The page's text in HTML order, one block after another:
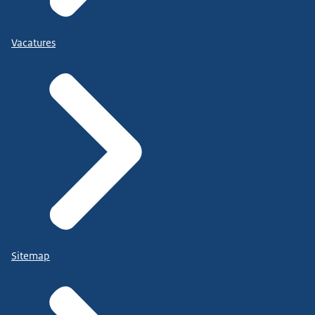
Vacatures
Sitemap